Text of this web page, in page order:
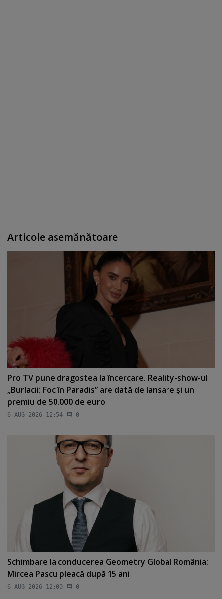
Articole asemănătoare
Pro TV pune dragostea la încercare. Reality-show-ul
„Burlacii: Foc în Paradis” are dată de lansare şi un
premiu de 50.000 de euro
6 AUG 2026 12:54 0
Schimbare la conducerea Geometry Global România:
Mircea Pascu pleacă după 15 ani
6 AUG 2026 12:00 0